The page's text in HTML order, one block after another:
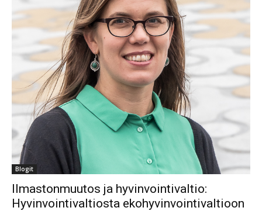
Blogit
Ilmastonmuutos ja hyvinvointivaltio:
Hyvinvointivaltiosta ekohyvinvointivaltioon